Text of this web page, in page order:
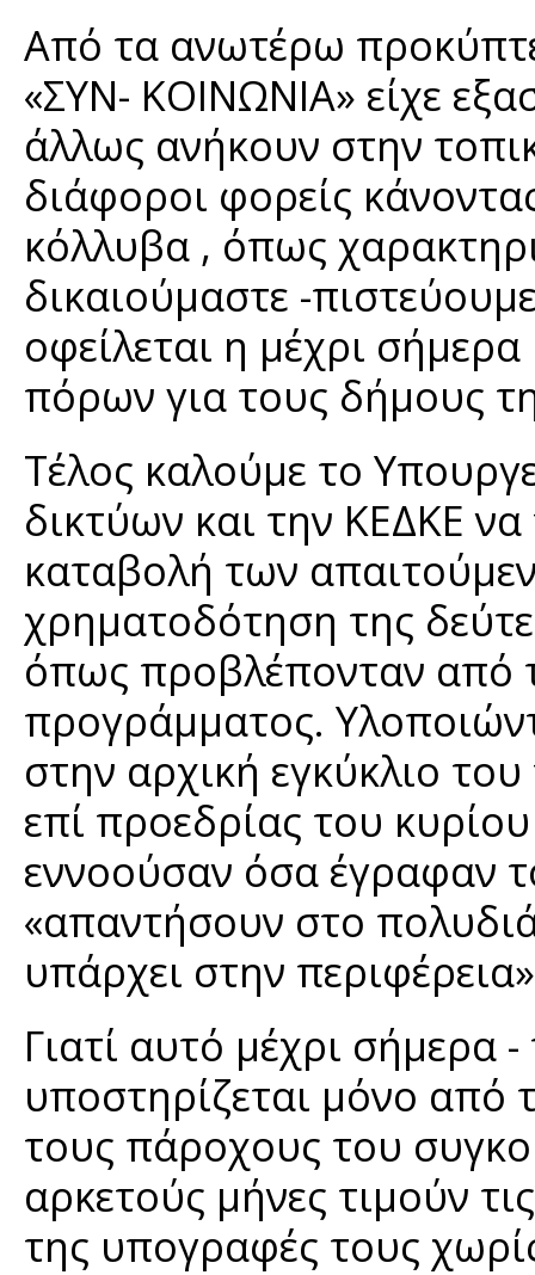
Από τα ανωτέρω
«ΣΥΝ- ΚΟΙΝΩΝΙΑ» είχε
άλλως ανήκουν στην
διάφοροι φορείς
κόλλυβα , όπως
δικαιούμαστε -
οφείλεται η μέχρι
πόρων για τους δήμους
Τέλος καλούμε το
δικτύων και την ΚΕΔΚΕ
καταβολή των
χρηματοδότηση της
όπως προβλέπονταν από
προγράμματος.
στην αρχική εγκύκλιο
επί προεδρίας του
εννοούσαν όσα έγραφαν
«απαντήσουν στο
υπάρχει στην
Γιατί αυτό μέχρι σήμερα
υποστηρίζεται μόνο από
τους πάροχους του
αρκετούς μήνες τιμούν
της υπογραφές τους